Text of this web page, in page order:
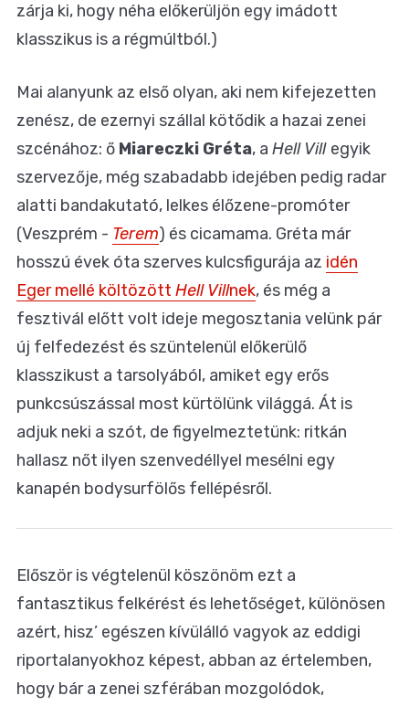
zárja ki, hogy néha előkerüljön egy imádott
klasszikus is a régmúltból.)
Mai alanyunk az első olyan, aki nem kifejezetten
zenész, de ezernyi szállal kötődik a hazai zenei
szcénához: ő Miareczki Gréta, a Hell Vill egyik
szervezője, még szabadabb idejében pedig radar
alatti bandakutató, lelkes élőzene-promóter
(Veszprém - Terem) és cicamama. Gréta már
hosszú évek óta szerves kulcsfigurája az idén
Eger mellé költözött Hell Villnek, és még a
fesztivál előtt volt ideje megosztania velünk pár
új felfedezést és szüntelenül előkerülő
klasszikust a tarsolyából, amiket egy erős
punkcsúszással most kürtölünk világgá. Át is
adjuk neki a szót, de figyelmeztetünk: ritkán
hallasz nőt ilyen szenvedéllyel mesélni egy
kanapén bodysurfölős fellépésről.
Először is végtelenül köszönöm ezt a
fantasztikus felkérést és lehetőséget, különösen
azért, hisz’ egészen kívülálló vagyok az eddigi
riportalanyokhoz képest, abban az értelemben,
hogy bár a zenei szférában mozgolódok,